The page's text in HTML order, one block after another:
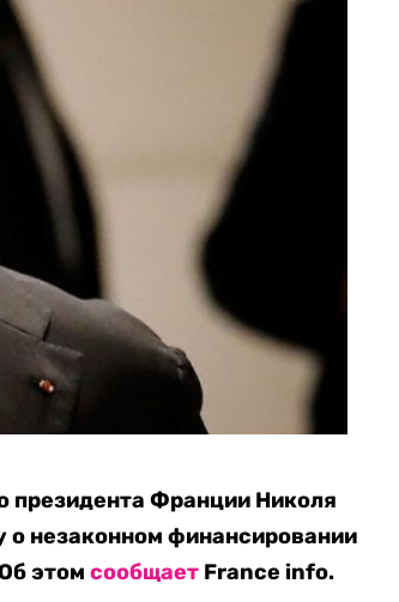
президента Франции Николя
незаконном финансировании
Об этомсообщает France info.